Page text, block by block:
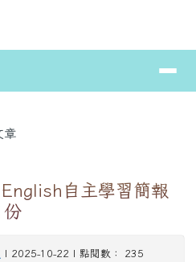
網
⏸
章
自主學習簡報
份
| 2025-10-22 | 點閱數： 235